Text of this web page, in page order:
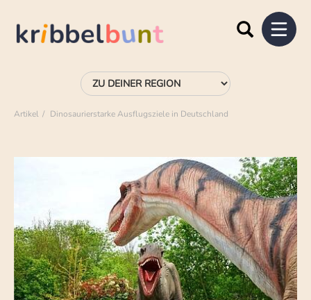
Artikel Dinosaurierstarke Ausflugsziele in Deutschland